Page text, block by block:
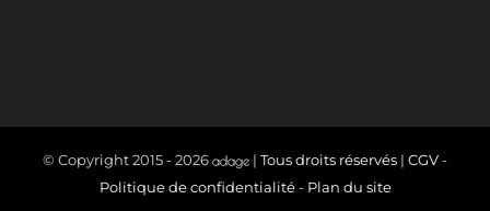
© Copyright 2015 -2026 | Tous droits réservés| CGV-
Politique de confidentialité- Plan du site